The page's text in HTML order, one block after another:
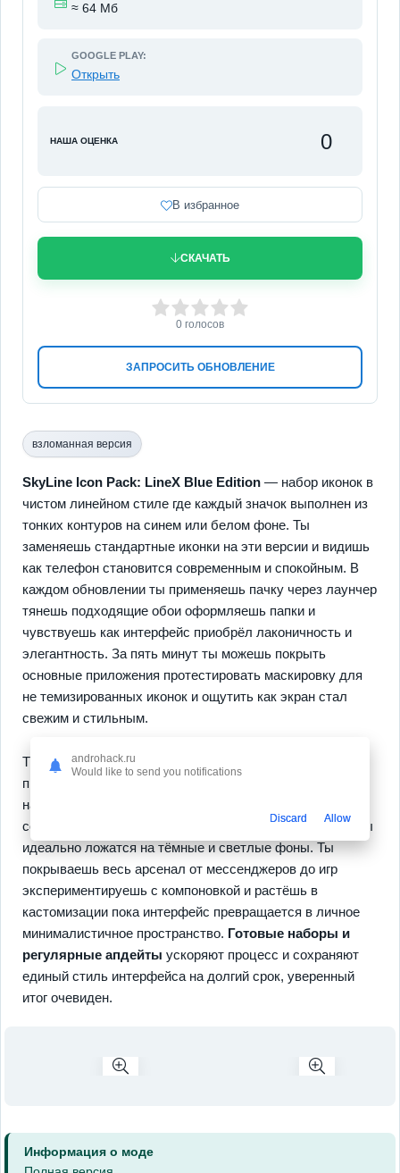
≈ 64 Мб
GOOGLE PLAY:
Открыть
НАША ОЦЕНКА 0
В избранное
СКАЧАТЬ
ЗАПРОСИТЬ ОБНОВЛЕНИЕ
3 4 5
0 голосов
взломанная версия
SkyLine Icon Pack: LineX Blue Edition — набор иконок в
чистом линейном стиле где каждый значок выполнен из
тонких контуров на синем или белом фоне. Ты
заменяешь стандартные иконки на эти версии и видишь
как телефон становится современным и спокойным. В
каждом обновлении ты применяешь пачку через лаунчер
тянешь подходящие обои оформляешь папки и
чувствуешь как интерфейс приобрёл лаконичность и
элегантность. За пять минут ты можешь покрыть
основные приложения протестировать маскировку для
не темизированных иконок и ощутить как экран стал
свежим и стильным.
Ты продолжаешь настройку добавляя иконки к новым
приложениям или меняя акценты под текущее
настроение.
создают ощущение воздуха и лёгкости а чёткие контуры
идеально ложатся на тёмные и светлые фоны. Ты
покрываешь весь арсенал от мессенджеров до игр
экспериментируешь с компоновкой и растёшь в
кастомизации пока интерфейс превращается в личное
минималистичное пространство. Готовые наборы и
регулярные апдейты ускоряют процесс и сохраняют
единый стиль интерфейса на долгий срок, уверенный
итог очевиден.
Информация о моде
androhack.ru
Would like to send you notifications
Discard Allow